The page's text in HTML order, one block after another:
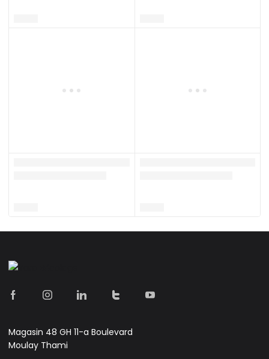
Magasin 48 GH 11-a Boulevard
Moulay Thami